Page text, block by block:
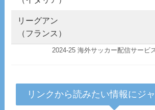
リーグアン
（フランス）
2024-25 海外サッカー配信サービ
リンクから読みたい情報にジ